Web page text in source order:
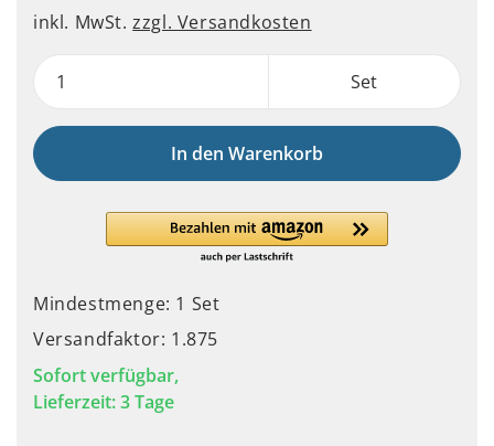
inkl. MwSt.zzgl. Versandkosten
Set
In den Warenkorb
Mindestmenge: 1 Set
Versandfaktor: 1.875
Sofort verfügbar,
Lieferzeit: 3 Tage